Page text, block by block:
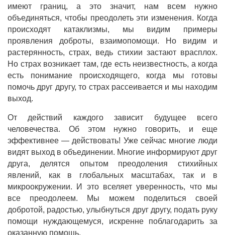
имеют границ, а это значит, нам всем нужно
объединяться, чтобы преодолеть эти изменения. Когда
происходят катаклизмы, мы видим примеры
проявления доброты, взаимопомощи. Но видим и
растерянность, страх, ведь стихии застают врасплох.
Но страх возникает там, где есть неизвестность, а когда
есть понимание происходящего, когда мы готовы
помочь друг другу, то страх рассеивается и мы находим
выход.
От действий каждого зависит будущее всего
человечества. Об этом нужно говорить, и еще
эффективнее — действовать! Уже сейчас многие люди
видят выход в объединении. Многие информируют друг
друга, делятся опытом преодоления стихийных
явлений, как в глобальных масштабах, так и в
микроокружении. И это вселяет уверенность, что мы
все преодолеем. Мы можем поделиться своей
добротой, радостью, улыбнуться друг другу, подать руку
помощи нуждающемуся, искренне поблагодарить за
оказанную помощь.